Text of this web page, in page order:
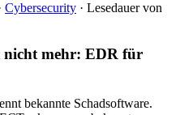
Cybersecurity · Lesedauer von
mehr: EDR für
bekannte Schadsoftware.